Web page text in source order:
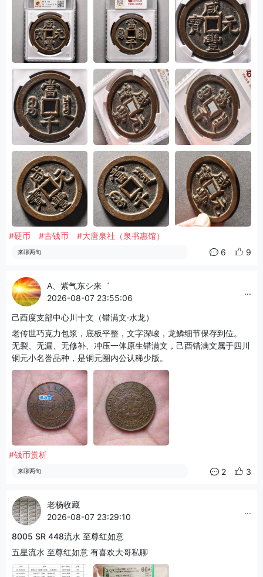
#硬币 #古钱币 #大唐泉社（泉书惠馆）
来聊两句 6 9
A、紫气东シ来゛
2026-08-07 23:55:06
...
己酉度支部中心川十文（错满文·水龙）
老传世巧克力包浆，底板平整，文字深峻，龙鳞细节保存到位。
无裂、无漏、无修补、冲压一体原生错满文，己酉错满文属于四川
铜元小名誉品种，是铜元圈内公认稀少版。
#钱币赏析
来聊两句 2 3
老杨收藏
2026-08-07 23:29:10
...
8005 SR 448流水 至尊红如意
五星流水 至尊红如意 有喜欢大哥私聊